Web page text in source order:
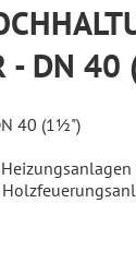
- DN
40 (1½")